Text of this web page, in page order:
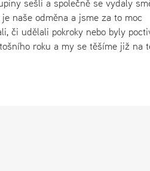
sešli a společně se vydaly
naše odměna a jsme za to moc
či udělali pokroky nebo byly
roku a my se těšíme již na